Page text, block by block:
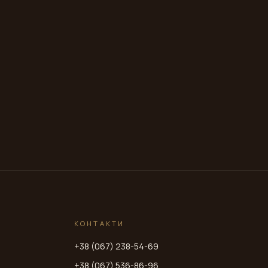
КОНТАКТИ
+38 (067) 238-54-69
+38 (067) 536-86-96